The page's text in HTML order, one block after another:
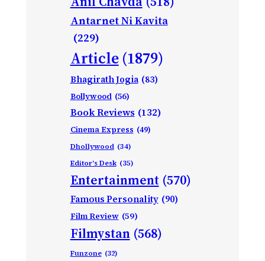
Antarnet Ni Kavita
(229)
Article (1879)
Bhagirath Jogia (83)
Bollywood (56)
Book Reviews (132)
Cinema Express (49)
Dhollywood (34)
Editor's Desk (35)
Entertainment (570)
Famous Personality (90)
Film Review (59)
Filmystan (568)
Funzone (32)